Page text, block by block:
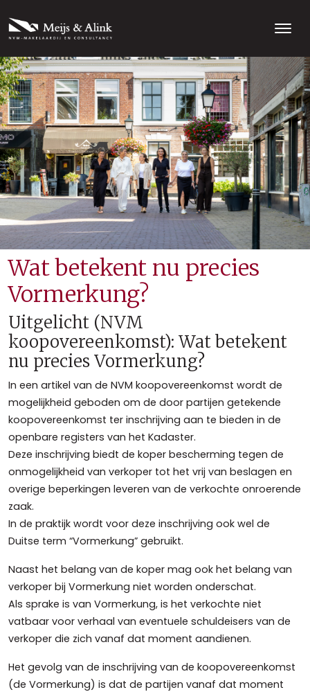
Wat betekent nu precies
Vormerkung?
Uitgelicht (NVM
koopovereenkomst): Wat betekent
nu precies Vormerkung?
In een artikel van de NVM koopovereenkomst wordt de
mogelijkheid geboden om de door partijen getekende
koopovereenkomst ter inschrijving aan te bieden in de
openbare registers van het Kadaster.
Deze inschrijving biedt de koper bescherming tegen de
onmogelijkheid van verkoper tot het vrij van beslagen en
overige beperkingen leveren van de verkochte onroerende
zaak.
In de praktijk wordt voor deze inschrijving ook wel de
Duitse term “Vormerkung” gebruikt.
Naast het belang van de koper mag ook het belang van
verkoper bij Vormerkung niet worden onderschat.
Als sprake is van Vormerkung, is het verkochte niet
vatbaar voor verhaal van eventuele schuldeisers van de
verkoper die zich vanaf dat moment aandienen.
Het gevolg van de inschrijving van de koopovereenkomst
(de Vormerkung) is dat de partijen vanaf dat moment